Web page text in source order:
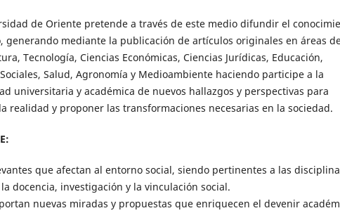
de Oriente pretende a través de este medio difundir el
generando mediante la publicación de artículos originales en áreas
Tecnología, Ciencias Económicas, Ciencias Jurídicas, Educación,
Salud, Agronomía y Medioambiente haciendo participe a la
universitaria y académica de nuevos hallazgos y perspectivas para
realidad y proponer las transformaciones necesarias en la sociedad.
que afectan al entorno social, siendo pertinentes a las
docencia, investigación y la vinculación social.
nuevas miradas y propuestas que enriquecen el devenir